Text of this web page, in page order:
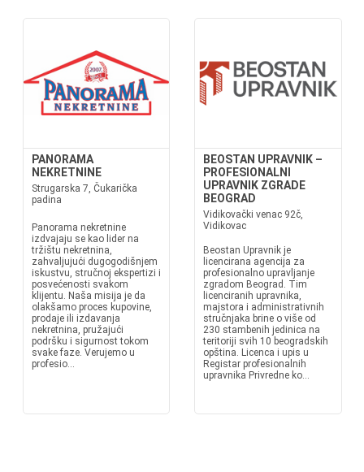
PANORAMA
NEKRETNINE
Strugarska 7, Čukarička
padina
Panorama nekretnine
izdvajaju se kao lider na
tržištu nekretnina,
zahvaljujući dugogodišnjem
iskustvu, stručnoj ekspertizi i
posvećenosti svakom
klijentu. Naša misija je da
olakšamo proces kupovine,
prodaje ili izdavanja
nekretnina, pružajući
podršku i sigurnost tokom
svake faze. Verujemo u
profesio...
BEOSTAN UPRAVNIK –
PROFESIONALNI
UPRAVNIK ZGRADE
BEOGRAD
Vidikovački venac 92č,
Vidikovac
Beostan Upravnik je
licencirana agencija za
profesionalno upravljanje
zgradom Beograd. Tim
licenciranih upravnika,
majstora i administrativnih
stručnjaka brine o više od
230 stambenih jedinica na
teritoriji svih 10 beogradskih
opština. Licenca i upis u
Registar profesionalnih
upravnika Privredne ko...